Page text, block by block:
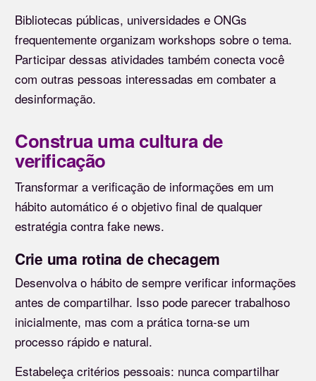
Bibliotecas públicas, universidades e ONGs
frequentemente organizam workshops sobre o tema.
Participar dessas atividades também conecta você
com outras pessoas interessadas em combater a
desinformação.
Construa uma cultura de
verificação
Transformar a verificação de informações em um
hábito automático é o objetivo final de qualquer
estratégia contra fake news.
Crie uma rotina de checagem
Desenvolva o hábito de sempre verificar informações
antes de compartilhar. Isso pode parecer trabalhoso
inicialmente, mas com a prática torna-se um
processo rápido e natural.
Estabeleça critérios pessoais: nunca compartilhar